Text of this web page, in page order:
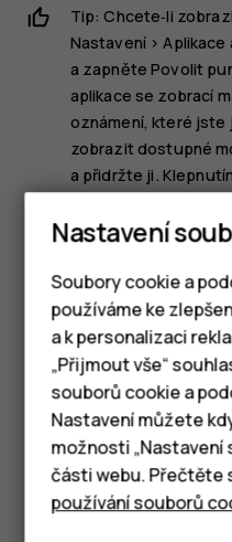
Chytré
Tablety
Tip: Chcete‑li
Nastavení >Aplikace
a zapnětePovolit
aplikace se zobrací
oznámení, které jste
zobrazit dostupné
a přidržte ji.
Použití ikon pro
Klepnutím na ikony pro
oznámení můžete
Nastavení
Soubory cookie a
používáme ke
a k personalizaci
„Přijmout vše“
souborů cookie a
Nastavení můžete
možnosti „Nastavení
části webu. Přečtěte
používání souborů